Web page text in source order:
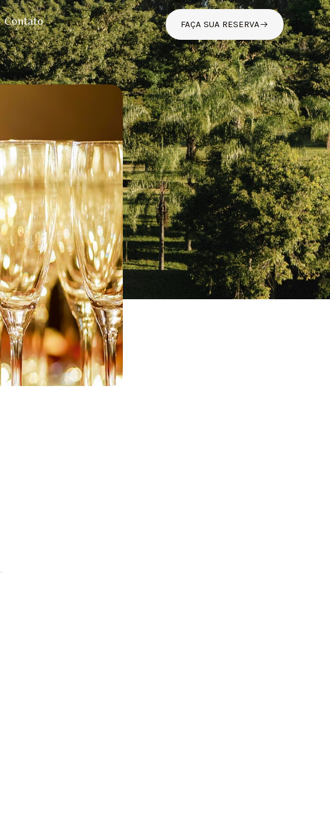
Contato FAÇA SUA RESERVA